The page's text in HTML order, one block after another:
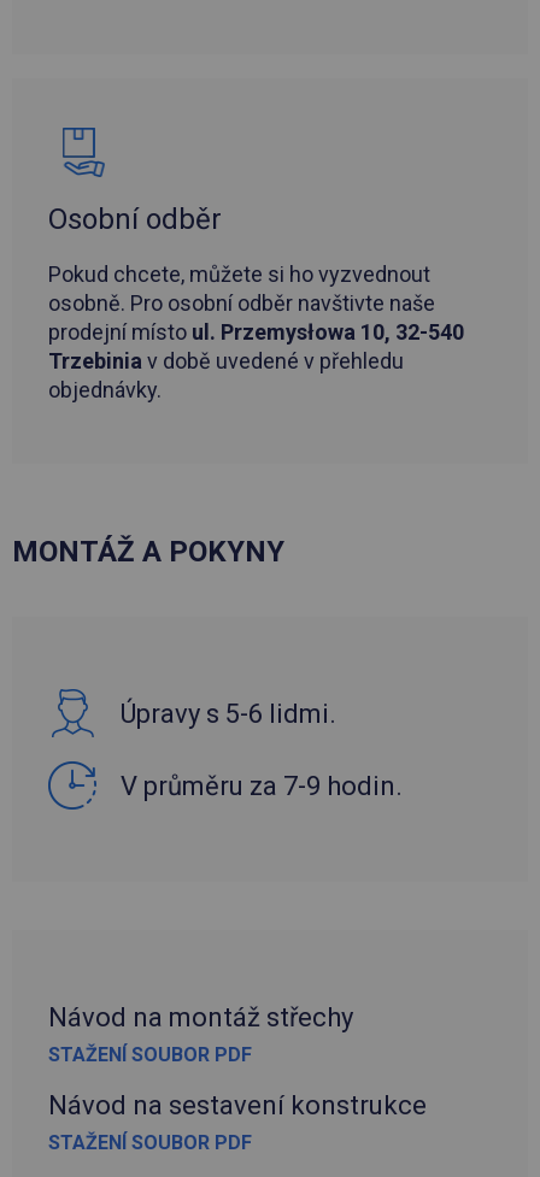
Osobní odběr
Pokud chcete, můžete si ho vyzvednout
osobně. Pro osobní odběr navštivte naše
prodejní místo ul. Przemysłowa 10, 32-540
Trzebiniav době uvedené v přehledu
objednávky.
MONTÁŽ A POKYNY
Úpravy s 5-6 lidmi.
V průměru za 7-9 hodin.
Návod na montáž střechy
STAŽENÍ SOUBOR PDF
Návod na sestavení konstrukce
STAŽENÍ SOUBOR PDF